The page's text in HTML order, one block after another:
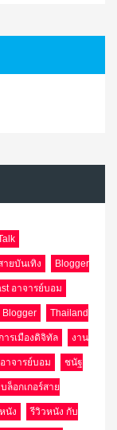
ายบันเทิง Blogger
อาจารย์บอม
Blogger Thailand
การเมืองดิจิทัล งาน
าจารย์บอม ชนัฐ
บล็อกเกอร์สาย
นัง รีวิวหนัง กับ